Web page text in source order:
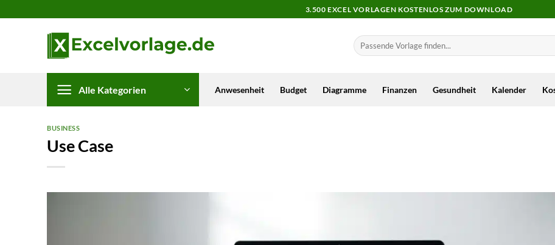
Inhalt
3.500 EXCEL VORLAGEN KOSTENLOS ZUM DOWNLOAD
Alle Kategorien Anwesenheit Budget Diagramme Finanzen Gesundheit Kalender
BUSINESS
Use Case